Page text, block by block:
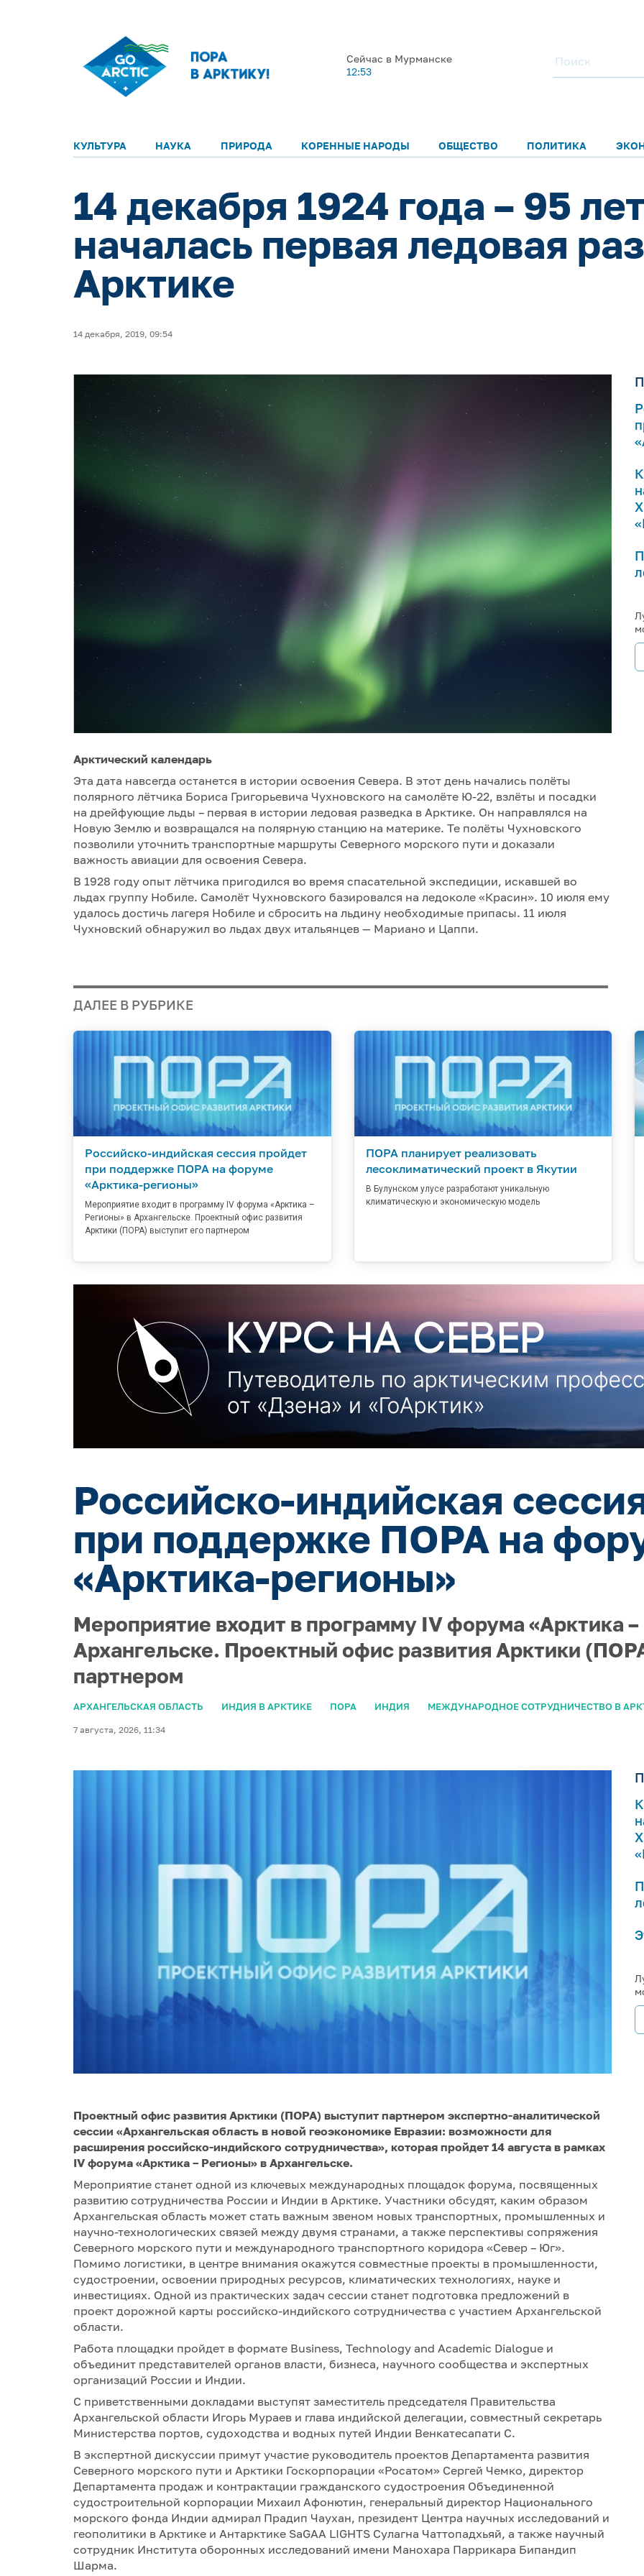
Сейчас в Мурманске
12:53
КУЛЬТУРА НАУКА ПРИРОДА КОРЕННЫЕ НАРОДЫ ОБЩЕСТВО ПОЛИТИКА
14 декабря 1924 года – 95
началась первая ледовая
Арктике
14 декабря, 2019, 09:54
Арктический календарь
Эта дата навсегда останется в истории освоения Севера. В этот день начались полёты
полярного лётчика Бориса Григорьевича Чухновского на самолёте Ю-22, взлёты и посадки
на дрейфующие льды – первая в истории ледовая разведка в Арктике. Он направлялся на
Новую Землю и возвращался на полярную станцию на материке. Те полёты Чухновского
позволили уточнить транспортные маршруты Северного морского пути и доказали
важность авиации для освоения Севера.
В 1928 году опыт лётчика пригодился во время спасательной экспедиции, искавшей во
льдах группу Нобиле. Самолёт Чухновского базировался на ледоколе «Красин». 10 июля ему
удалось достичь лагеря Нобиле и сбросить на льдину необходимые припасы. 11 июля
Чухновский обнаружил во льдах двух итальянцев — Мариано и Цаппи.
ДАЛЕЕ В РУБРИКЕ
Российско-индийская сессия пройдет
при поддержке ПОРА на форуме
«Арктика-регионы»
Мероприятие входит в программу IV форума «Арктика –
Регионы» в Архангельске. Проектный офис развития
Арктики (ПОРА) выступит его партнером
ПОРА планирует реализовать
лесоклиматический проект в Якутии
В Булунском улусе разработают уникальную
климатическую и экономическую модель
Российско-индийская
при поддержке ПОРА на
«Арктика-регионы»
Мероприятие входит в программу IV форума «Арктика
Архангельске. Проектный офис развития Арктики
партнером
АРХАНГЕЛЬСКАЯ ОБЛАСТЬ ИНДИЯ В АРКТИКЕ ПОРА ИНДИЯ МЕЖДУНАРОДНОЕ СОТРУДНИЧЕСТВО В
7 августа, 2026, 11:34
Проектный офис развития Арктики (ПОРА) выступит партнером экспертно-аналитической
сессии «Архангельская область в новой геоэкономике Евразии: возможности для
расширения российско-индийского сотрудничества», которая пройдет 14 августа в рамках
IV форума «Арктика – Регионы» в Архангельске.
Мероприятие станет одной из ключевых международных площадок форума, посвященных
развитию сотрудничества России и Индии в Арктике. Участники обсудят, каким образом
Архангельская область может стать важным звеном новых транспортных, промышленных и
научно-технологических связей между двумя странами, а также перспективы сопряжения
Северного морского пути и международного транспортного коридора «Север – Юг».
Помимо логистики, в центре внимания окажутся совместные проекты в промышленности,
судостроении, освоении природных ресурсов, климатических технологиях, науке и
инвестициях. Одной из практических задач сессии станет подготовка предложений в
проект дорожной карты российско-индийского сотрудничества с участием Архангельской
области.
Работа площадки пройдет в формате Business, Technology and Academic Dialogue и
объединит представителей органов власти, бизнеса, научного сообщества и экспертных
организаций России и Индии.
С приветственными докладами выступят заместитель председателя Правительства
Архангельской области Игорь Мураев и глава индийской делегации, совместный секретарь
Министерства портов, судоходства и водных путей Индии Венкатесапати С.
В экспертной дискуссии примут участие руководитель проектов Департамента развития
Северного морского пути и Арктики Госкорпорации «Росатом» Сергей Чемко, директор
Департамента продаж и контрактации гражданского судостроения Объединенной
судостроительной корпорации Михаил Афонютин, генеральный директор Национального
морского фонда Индии адмирал Прадип Чаухан, президент Центра научных исследований и
геополитики в Арктике и Антарктике SaGAA LIGHTS Сулагна Чаттопадхьяй, а также научный
сотрудник Института оборонных исследований имени Манохара Паррикара Бипандип
Шарма.